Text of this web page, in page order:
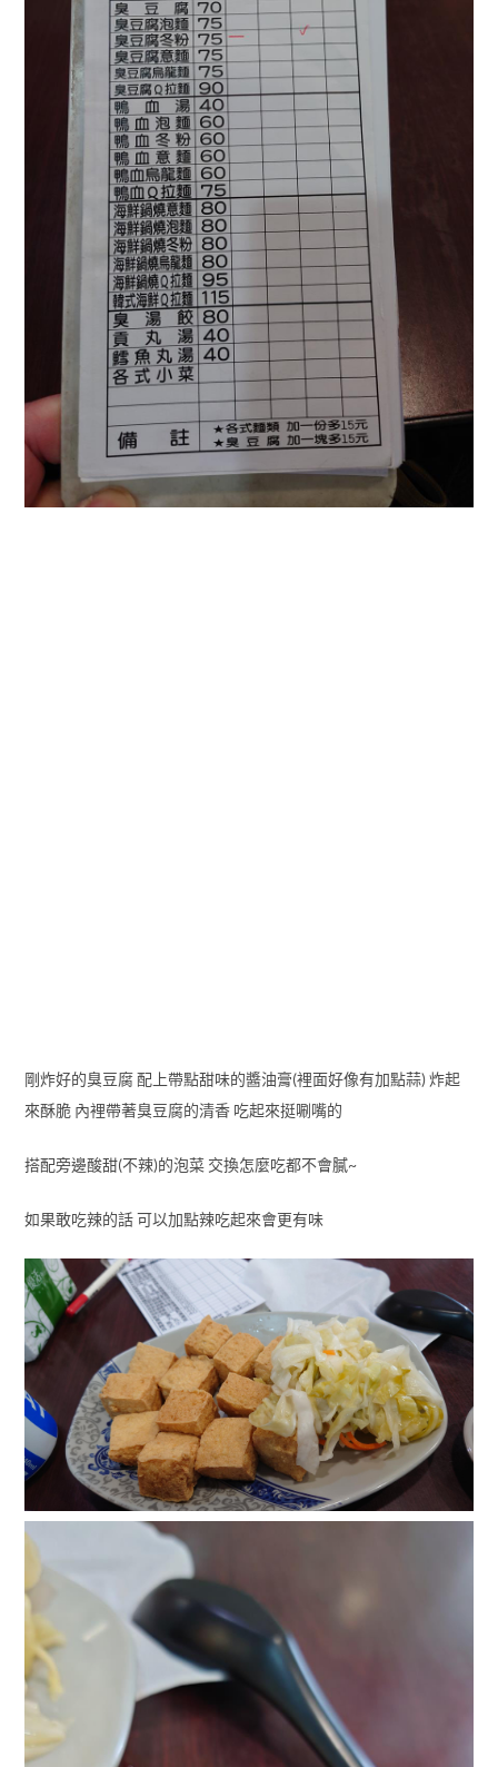
剛炸好的臭豆腐 配上帶點甜味的醬油膏(裡面好像有加點蒜) 炸起
來酥脆 內裡帶著臭豆腐的清香 吃起來挺唰嘴的
搭配旁邊酸甜(不辣)的泡菜 交換怎麼吃都不會膩~
如果敢吃辣的話 可以加點辣吃起來會更有味